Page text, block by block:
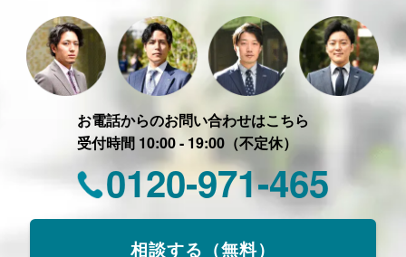
お電話からのお問い合わせはこちら
受付時間 10:00 - 19:00（不定休）
0120-971-465
相談する（無料）